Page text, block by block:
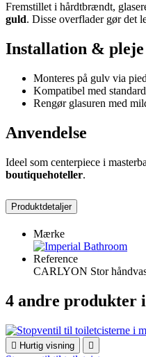
Fremstillet i hårdtbrændt,
guld. Disse overflader gør det
Installation & pleje
Monteres på gulv via
Kompatibel med
Rengør glasuren med
Anvendelse
Ideel som centerpiece i
boutiquehoteller.
Produktdetaljer
Mærke
Reference
CARLYON Stor
4 andre produkter
 Hurtig visning 